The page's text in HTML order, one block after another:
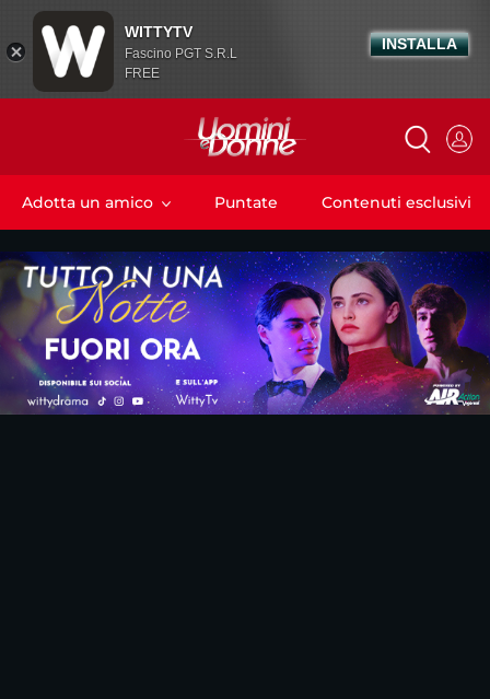
Adotta un amico Puntate Contenuti esclusivi
WITTYTV
Fascino PGT S.R.L
FREE
INSTALLA